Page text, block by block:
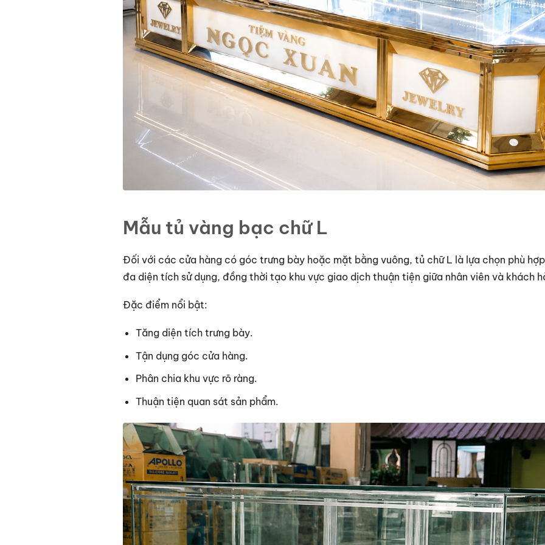
Mẫu tủ vàng bạc chữ L
Đối với các cửa hàng có góc trưng bày hoặc mặt bằng vuông, tủ chữ L là lựa chọn phù
đa diện tích sử dụng, đồng thời tạo khu vực giao dịch thuận tiện giữa nhân viên và khách
Đặc điểm nổi bật:
Tăng diện tích trưng bày.
Tận dụng góc cửa hàng.
Phân chia khu vực rõ ràng.
Thuận tiện quan sát sản phẩm.